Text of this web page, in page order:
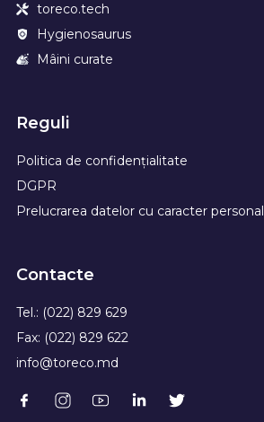
toreco.tech
Hygienosaurus
Mâini curate
Reguli
Politica de confidențialitate
DGPR
Prelucrarea datelor cu caracter personal
Contacte
Tel.: (022) 829 629
Fax: (022) 829 622
info@toreco.md